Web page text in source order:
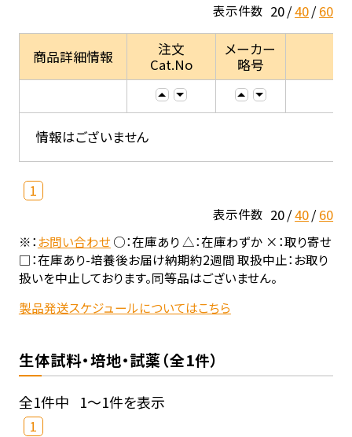
表示件数 20 40 60
商品詳細情報
注文
Cat.No
メーカー
略号
情報はございません
1
表示件数 20 40 60
※：お問い合わせ○：在庫あり △：在庫わずか ×：取り寄せ
□：在庫あり-培養後お届け納期約2週間 取扱中止：お取り
扱いを中止しております。同等品はございません。
製品発送スケジュールについてはこちら
生体試料・培地・試薬（全1件）
全1件中 1～1件を表示
1